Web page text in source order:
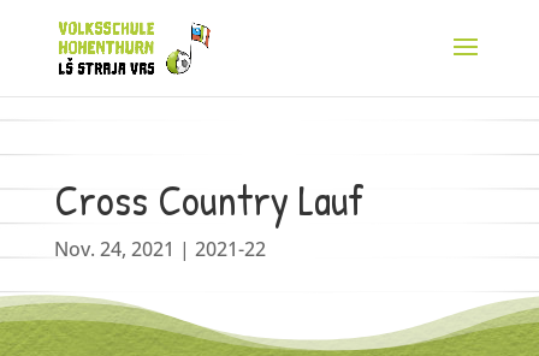
Cross Country Lauf
Nov. 24, 2021 | 2021-22